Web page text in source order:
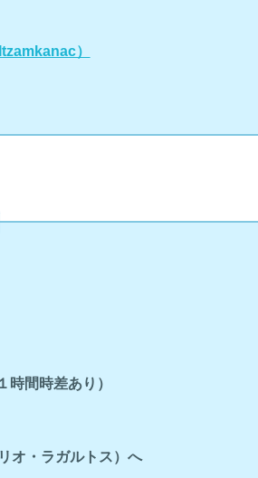
）
間時差あり）
・ラガルトス）へ